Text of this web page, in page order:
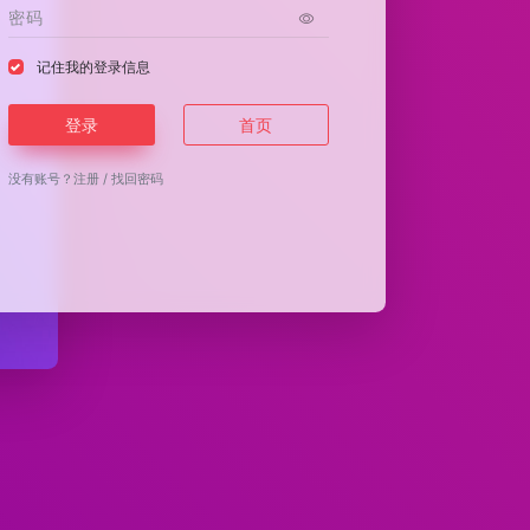
记住我的登录信息
登录 首页
没有账号？注册 /找回密码